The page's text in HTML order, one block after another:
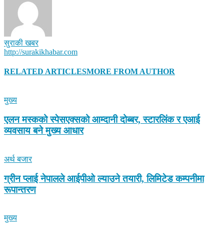
सुराकी खबर
http://surakikhabar.com
RELATED ARTICLESMORE FROM AUTHOR
मुख्य
एलन मस्कको स्पेसएक्सको आम्दानी दोब्बर, स्टारलिंक र एआई
व्यवसाय बने मुख्य आधार
अर्थ बजार
ग्रीन प्लाई नेपालले आईपीओ ल्याउने तयारी, लिमिटेड कम्पनीमा
रूपान्तरण
मुख्य